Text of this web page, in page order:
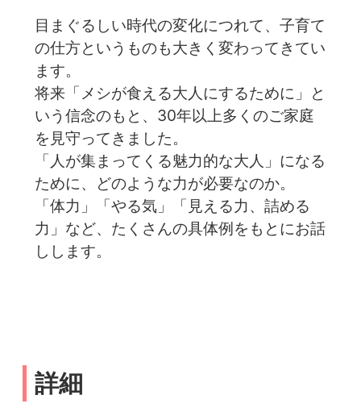
目まぐるしい時代の変化につれて、子育て
の仕方というものも大きく変わってきてい
ます。
将来「メシが食える大人にするために」と
いう信念のもと、30年以上多くのご家庭
を見守ってきました。
「人が集まってくる魅力的な大人」になる
ために、どのような力が必要なのか。
「体力」「やる気」「見える力、詰める
力」など、たくさんの具体例をもとにお話
しします。
詳細